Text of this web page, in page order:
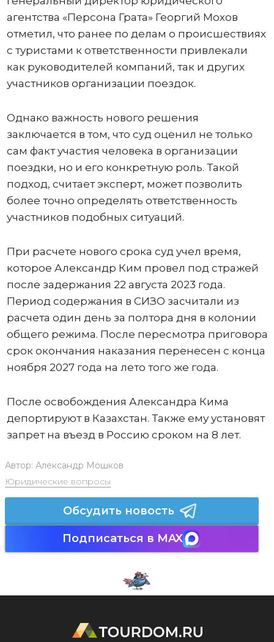
агентства «Персона Грата» Георгий Мохов
отметил, что ранее по делам о происшествиях
с туристами к ответственности привлекали
как руководителей компаний, так и других
участников организации поездок.
Однако важность нового решения
заключается в том, что суд оценил не только
сам факт участия человека в организации
поездки, но и его конкретную роль. Такой
подход, считает эксперт, может позволить
более точно определять ответственность
участников подобных ситуаций.
При расчете нового срока суд учел время,
которое Александр Ким провел под стражей
после задержания 22 августа 2023 года.
Период содержания в СИЗО засчитали из
расчета один день за полтора дня в колонии
общего режима. После пересмотра приговора
срок окончания наказания перенесен с конца
ноября 2027 года на лето того же года.
После освобождения Александра Кима
депортируют в Казахстан. Также ему установят
запрет на въезд в Россию сроком на 8 лет.
Автор: Александр Мошков
Юридические вопросы
Обсудить новость
Подписаться в MAX